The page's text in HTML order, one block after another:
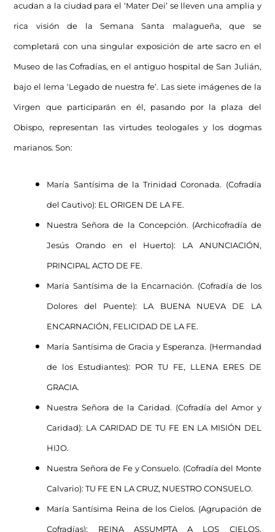
acudan a la ciudad para el ‘Mater Dei’ se lleven una amplia y
rica visión de la Semana Santa malagueña, que se
completará con una singular exposición de arte sacro en el
Museo de las Cofradías, en el antiguo hospital de San Julián,
bajo el lema ‘Legado de nuestra fe’. Las siete imágenes de la
Virgen que participarán en él, pasando por la plaza del
Obispo, representan las virtudes teologales y los dogmas
marianos. Son:
María Santísima de la Trinidad Coronada. (Cofradía
del Cautivo): EL ORIGEN DE LA FE.
Nuestra Señora de la Concepción. (Archicofradía de
Jesús Orando en el Huerto): LA ANUNCIACIÓN,
PRINCIPAL ACTO DE FE.
María Santísima de la Encarnación. (Cofradía de los
Dolores del Puente): LA BUENA NUEVA DE LA
ENCARNACIÓN, FELICIDAD DE LA FE.
María Santísima de Gracia y Esperanza. (Hermandad
de los Estudiantes): POR TU FE, LLENA ERES DE
GRACIA.
Nuestra Señora de la Caridad. (Cofradía del Amor y
Caridad): LA CARIDAD DE TU FE EN LA MISIÓN DEL
HIJO.
Nuestra Señora de Fe y Consuelo. (Cofradía del Monte
Calvario): TU FE EN LA CRUZ, NUESTRO CONSUELO.
María Santísima Reina de los Cielos. (Agrupación de
Cofradías): REINA ASSUMPTA A LOS CIELOS,